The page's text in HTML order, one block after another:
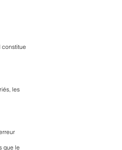
constitue
les
que le